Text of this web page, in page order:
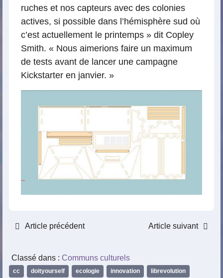
ruches et nos capteurs avec des colonies
actives, si possible dans l’hémisphère sud où
c’est actuellement le printemps » dit Copley
Smith. « Nous aimerions faire un maximum
de tests avant de lancer une campagne
Kickstarter en janvier. »
Article précédent Article suivant
Classé dans : Communs culturels
cc doityourself ecologie innovation librevolution